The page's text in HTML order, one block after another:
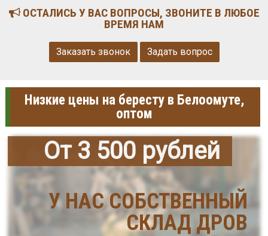
ОСТАЛИСЬ У ВАС ВОПРОСЫ, ЗВОНИТЕ В ЛЮБОЕ
ВРЕМЯ НАМ
Заказать звонок Задать вопрос
Низкие цены на бересту в Белоомуте,
оптом
От 3 500 рублей
У НАС СОБСТВЕННЫЙ
СКЛАД ДРОВ